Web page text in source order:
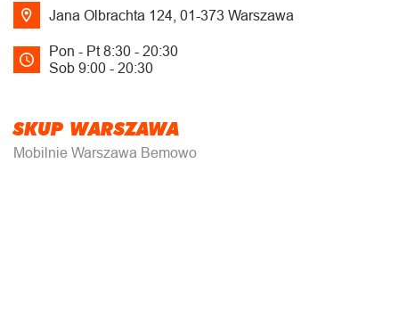
Jana Olbrachta 124, 01-373 Warszawa
Pon - Pt 8:30 - 20:30
Sob 9:00 - 20:30
SKUP WARSZAWA
Mobilnie Warszawa Bemowo